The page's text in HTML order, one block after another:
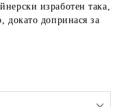
изработен така,
докато допринася за